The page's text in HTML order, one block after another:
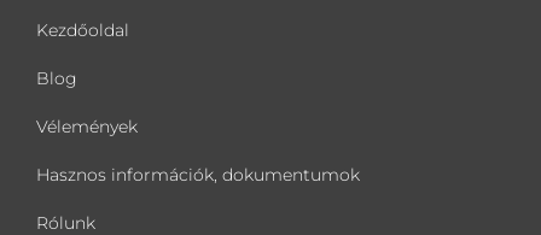
Kezdőoldal
Blog
Vélemények
Hasznos információk, dokumentumok
Rólunk